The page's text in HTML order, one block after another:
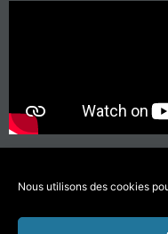
Nous utilisons des cookies